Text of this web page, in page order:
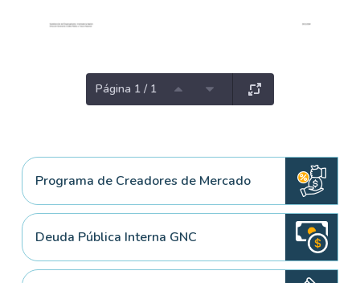
Página 1 / 1
Programa de Creadores de Mercado
Deuda Pública Interna GNC